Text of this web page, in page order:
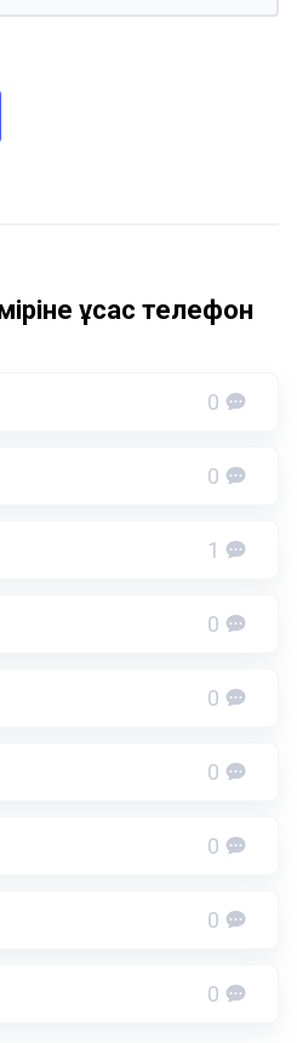
ұқсас телефон
0
0
1
0
0
0
0
0
0